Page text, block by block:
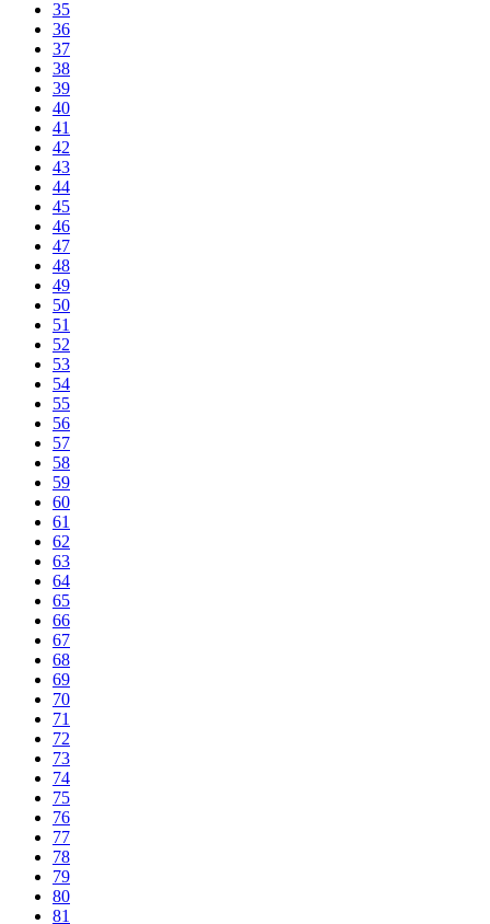
35
36
37
38
39
40
41
42
43
44
45
46
47
48
49
50
51
52
53
54
55
56
57
58
59
60
61
62
63
64
65
66
67
68
69
70
71
72
73
74
75
76
77
78
79
80
81